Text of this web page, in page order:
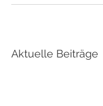
Aktuelle Beiträge